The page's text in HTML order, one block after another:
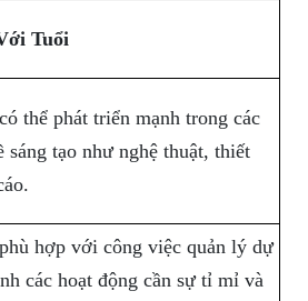
Tuổi
thể phát triển mạnh trong các
sáng tạo như nghệ thuật, thiết
hợp với công việc quản lý dự
các hoạt động cần sự tỉ mỉ và